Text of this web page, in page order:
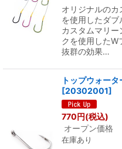
オリジナルの
を使用したダ
カスタムマリー
クを使用したW
抜群の効果…
トップウォー
[20302001]
770円(税込)
オープン価格
在庫あり